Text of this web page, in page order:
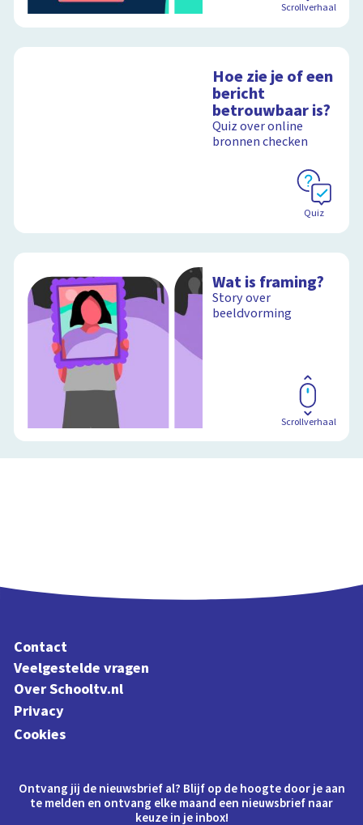
Scrollverhaal
Hoe zie je of een
bericht
betrouwbaar is?
Quiz over online
bronnen checken
Quiz
Wat is framing?
Story over
beeldvorming
Scrollverhaal
Contact
Veelgestelde vragen
Over Schooltv.nl
Privacy
Cookies
Ontvang jij de nieuwsbrief al? Blijf op de hoogte door je aan
te melden en ontvang elke maand een nieuwsbrief naar
keuze in je inbox!